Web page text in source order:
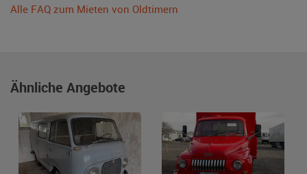
Alle FAQ zum Mieten von Oldtimern
Ähnliche Angebote